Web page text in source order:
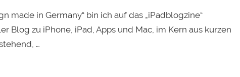
made in Germany“ bin ich auf das „iPadblogzine“
Blog zu iPhone, iPad, Apps und Mac, im Kern aus kurzen
…